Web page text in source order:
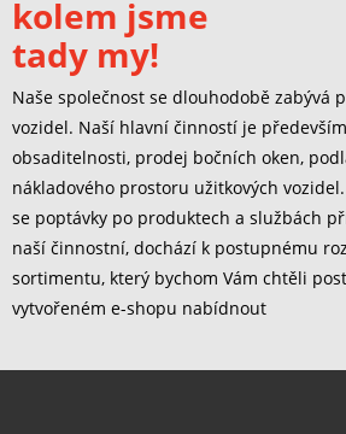
kolem jsme
tady my!
Naše společnost se dlouhodobě zabývá
vozidel. Naší hlavní činností je
obsaditelnosti, prodej bočních oken,
nákladového prostoru užitkových
se poptávky po produktech a službách
naší činnostní, dochází k postupnému
sortimentu, který bychom Vám chtěli
vytvořeném e-shopu nabídnout